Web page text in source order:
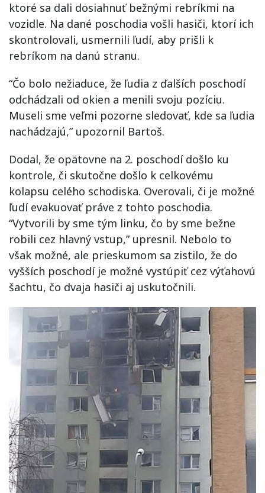
ktoré sa dali dosiahnuť bežnými rebríkmi na
vozidle. Na dané poschodia vošli hasiči, ktorí ich
skontrolovali, usmernili ľudí, aby prišli k
rebríkom na danú stranu.
“Čo bolo nežiaduce, že ľudia z ďalších poschodí
odchádzali od okien a menili svoju pozíciu.
Museli sme veľmi pozorne sledovať, kde sa ľudia
nachádzajú,” upozornil Bartoš.
Dodal, že opätovne na 2. poschodí došlo ku
kontrole, či skutočne došlo k celkovému
kolapsu celého schodiska. Overovali, či je možné
ľudí evakuovať práve z tohto poschodia.
“Vytvorili by sme tým linku, čo by sme bežne
robili cez hlavný vstup,” upresnil. Nebolo to
však možné, ale prieskumom sa zistilo, že do
vyšších poschodí je možné vystúpiť cez výťahovú
šachtu, čo dvaja hasiči aj uskutočnili.